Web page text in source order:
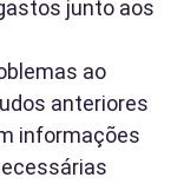
junto aos
ao
anteriores
informações